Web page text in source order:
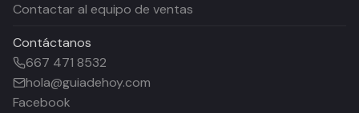
Contactar al equipo de ventas
Contáctanos
667 471 8532
hola@guiadehoy.com
Facebook